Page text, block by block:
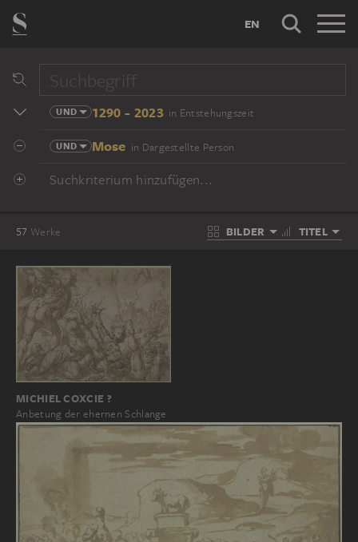
EN
UND 1290 - 2023 in Entstehungszeit
UND Mose in Dargestellte Person
Suchkriterium hinzufügen...
57 Werke BILDER TITEL
MICHIEL COXCIE ?
Anbetung der ehernen Schlange